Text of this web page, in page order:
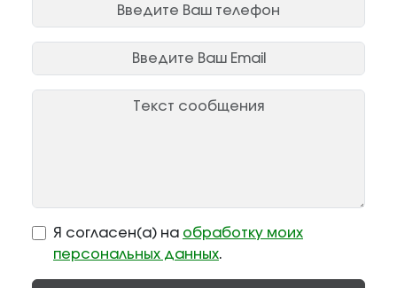
Я согласен(а) на обработку моих
персональных данных.